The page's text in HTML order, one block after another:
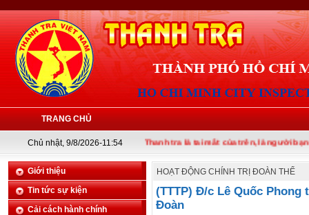
TRANG CHỦ
Chủ nhật, 9/8/2026-11:54Thanh tra là tai mắt của trên, là người bạn của
Giới thiệu
Tin tức sự kiện
Cải cách hành chính
HOẠT ĐỘNG CHÍNH TRỊ ĐOÀN THỂ
(TTTP) Đ/c Lê Quốc
Đoàn